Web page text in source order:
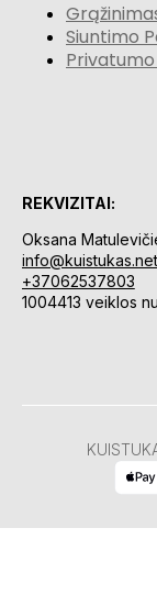
Siuntimo
REKVIZITAI:
Oksana
info@kuistukas.net
+37062537803
1004413 veiklos